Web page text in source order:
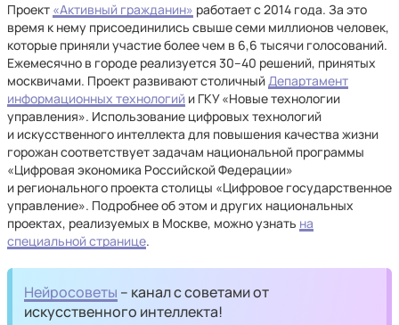
Проект «Активный гражданин» работает с 2014 года. За это
время к нему присоединились свыше семи миллионов человек,
которые приняли участие более чем в 6,6 тысячи голосований.
Ежемесячно в городе реализуется 30–40 решений, принятых
москвичами. Проект развивают столичныйДепартамент
информационных технологий и ГКУ «Новые технологии
управления». Использование цифровых технологий
и искусственного интеллекта для повышения качества жизни
горожан соответствует задачам национальной программы
«Цифровая экономика Российской Федерации»
и регионального проекта столицы «Цифровое государственное
управление». Подробнее об этом и других национальных
проектах, реализуемых в Москве, можно узнать на
специальной странице.
Нейросоветы – канал с советами от
искусственного интеллекта!